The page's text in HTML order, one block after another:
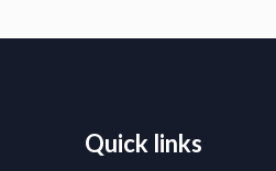
Quick links